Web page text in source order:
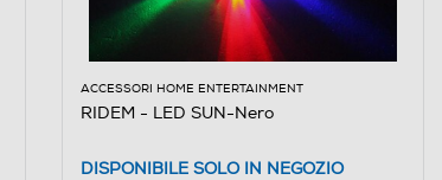
ACCESSORI HOME ENTERTAINMENT
RIDEM - LED SUN-Nero
DISPONIBILE SOLO IN NEGOZIO